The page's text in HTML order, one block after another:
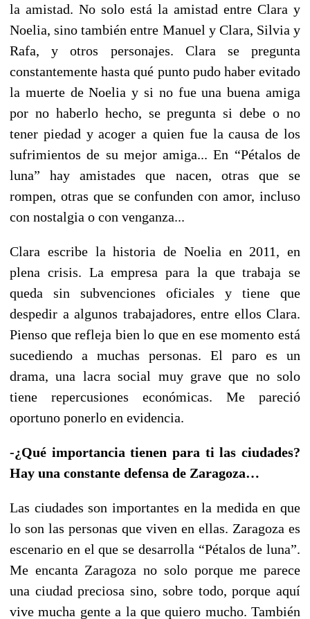
la amistad. No solo está la amistad entre Clara y
Noelia, sino también entre Manuel y Clara, Silvia y
Rafa, y otros personajes. Clara se pregunta
constantemente hasta qué punto pudo haber evitado
la muerte de Noelia y si no fue una buena amiga
por no haberlo hecho, se pregunta si debe o no
tener piedad y acoger a quien fue la causa de los
sufrimientos de su mejor amiga... En “Pétalos de
luna” hay amistades que nacen, otras que se
rompen, otras que se confunden con amor, incluso
con nostalgia o con venganza...
Clara escribe la historia de Noelia en 2011, en
plena crisis. La empresa para la que trabaja se
queda sin subvenciones oficiales y tiene que
despedir a algunos trabajadores, entre ellos Clara.
Pienso que refleja bien lo que en ese momento está
sucediendo a muchas personas. El paro es un
drama, una lacra social muy grave que no solo
tiene repercusiones económicas. Me pareció
oportuno ponerlo en evidencia.
-¿Qué importancia tienen para ti las ciudades?
Hay una constante defensa de Zaragoza…
Las ciudades son importantes en la medida en que
lo son las personas que viven en ellas. Zaragoza es
escenario en el que se desarrolla “Pétalos de luna”.
Me encanta Zaragoza no solo porque me parece
una ciudad preciosa sino, sobre todo, porque aquí
vive mucha gente a la que quiero mucho. También